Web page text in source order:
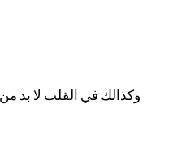
وكذالك في القلب لا بد